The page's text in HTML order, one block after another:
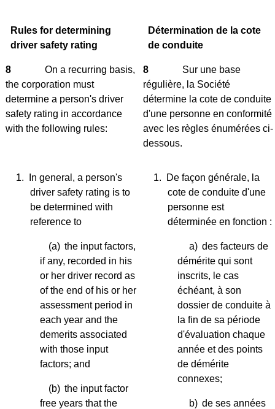
Rules for determining
driver safety rating
8
On a recurring basis,
the corporation must
determine a person's driver
safety rating in accordance
with the following rules:
Détermination de la cote
de conduite
8
Sur une base
régulière, la Société
détermine la cote de conduite
d'une personne en conformité
avec les règles énumérées ci-
dessous.
1.
In general, a person's
driver safety rating is to
be determined with
reference to
(a) the input factors,
if any, recorded in his
or her driver record as
of the end of his or her
assessment period in
each year and the
demerits associated
with those input
factors; and
(b) the input factor
free years that the
1.
De façon générale, la
cote de conduite d'une
personne est
déterminée en fonction :
a) des facteurs de
démérite qui sont
inscrits, le cas
échéant, à son
dossier de conduite à
la fin de sa période
d'évaluation chaque
année et des points
de démérite
connexes;
b) de ses années